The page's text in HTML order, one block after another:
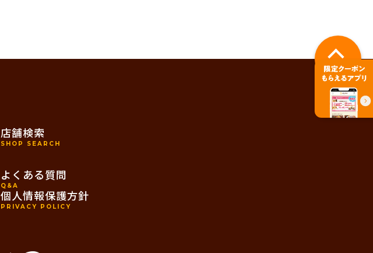
PAGE TOP
店舗検索
SHOP SEARCH
よくある質問
Q&A
個人情報保護方針
PRIVACY POLICY